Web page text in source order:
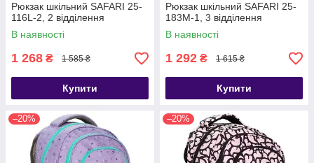
Рюкзак шкільний SAFARI 25-
116L-2, 2 відділення
В наявності
1 268 ₴ 1 585 ₴
Купити
Рюкзак шкільний SAFARI 25-
183M-1, 3 відділення
В наявності
1 292 ₴ 1 615 ₴
Купити
–20% –20%